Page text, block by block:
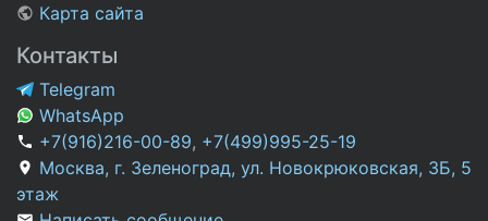
Карта сайта
Контакты
Telegram
WhatsApp
+7(916)216-00-89, +7(499)995-25-19
Москва, г. Зеленоград, ул. Новокрюковская, 3Б, 5
этаж